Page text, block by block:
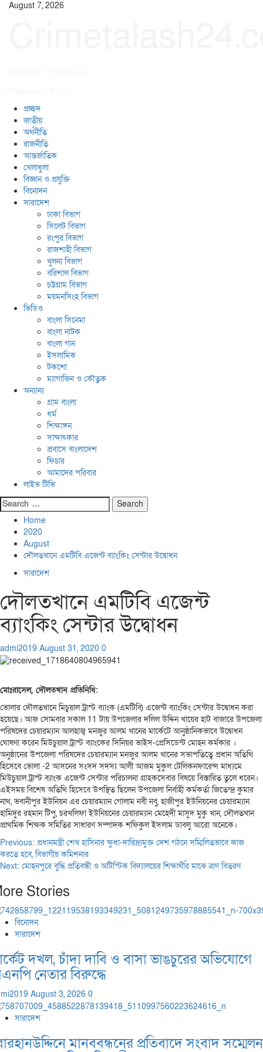
SkipAugust 7, 2026
প্রচ্ছদ
জাতীয়
অর্থনীতি
রাজনীতি
আন্তর্জাতিক
খেলাধুলা
বিজ্ঞান ও প্রযুক্তি
বিনোদন
সারাদেশ
ঢাকা বিভাগ
সিলেট বিভাগ
রংপুর বিভাগ
রাজশাহী বিভাগ
খুলনা বিভাগ
বরিশাল বিভাগ
চট্টগ্রাম বিভাগ
ময়মনসিংহ বিভাগ
ভিডিও
বাংলা সিনেমা
বাংলা নাটক
বাংলা গান
ইসলামিক
টকশো
ম্যাগাজিন ও কৌতুক
অন্যান্য
গ্রাম বাংলা
ধর্ম
শিক্ষাঙ্গন
সাক্ষাৎকার
প্রবাসে বাংলাদেশ
ফিচার
আমাদের পরিবার
লাইভ টিভি
Search
for:
Home
2020
August
দৌলতখানে এমটিবি এজেন্ট ব্যাংকিং সেন্টার উদ্বোধন
সারাদেশ
দৌলতখানে এমটিবি এজেন্ট
ব্যাংকিং সেন্টার উদ্বোধন
admi2019 August 31, 2020 0
মোঃরাসেল, দৌলতখান প্রতিনিধি:
ভোলার দৌলতখানে মিচুয়াল ট্রাস্ট ব্যাংক (এমটিবি) এজেন্ট ব্যাংকিং সেন্টার উদ্বোধন করা
হয়েছে। আজ সোমবার সকাল 11 টায় উপজেলার দলিল উদ্দিন খায়ের হাট বাজারে উপজেলা
পরিষদের চেয়ারম্যান আলহাজ্ব মনজুর আলম খানের মার্কেটে আনুষ্ঠানিকভাবে উদ্বোধন
ঘোষণা করেন মিউচুয়াল ট্রাস্ট ব্যাংকের সিনিয়র ভাইস-প্রেসিডেন্ট মোহন কর্মকার ।
অনুষ্ঠানের উপজেলা পরিষদের চেয়ারম্যান মনজুর আলম খানের সভাপতিত্বে প্রধান অতিথি
হিসেবে ভোলা -2 আসনের সংসদ সদস্য আলী আজম মুকুল টেলিকনফারেন্স মাধ্যমে
মিউচুয়াল ট্রাস্ট ব্যাংক এজেন্ট সেন্টার পরিচালনা গ্রাহকসেবার বিষয়ে বিস্তারিত তুলে ধরেন।
এইসময় বিশেষ অতিথি হিসেবে উপস্থিত ছিলেন উপজেলা নির্বাহী কর্মকর্তা জিতেন্দ্র কুমার
নাথ, ভবানীপুর ইউনিয়ন এর চেয়ারম্যান গোলাম নবী নবু, হাজীপুর ইউনিয়নের চেয়ারম্যান
হামিদুর রহমান টিপু, চরখলিফা ইউনিয়নের চেয়ারম্যান মেহেদী মাসুদ মুকু খান, দৌলতখান
প্রাথমিক শিক্ষক সমিতির সাধারণ সম্পাদক শফিকুল ইসলাম ডাবলু আরো অনেকে।
Post
navigation
Previous: প্রধানমন্ত্রী শেখ হাসিনার ক্ষুধা-দারিদ্র্যমুক্ত দেশ গঠনে সম্মিলিতভাবে কাজ
করতে হবে, বিভাগীয় কমিশনার
Next: মোহনপুরে বুদ্ধি প্রতিবন্ধী ও অটিস্টিক বিদ্যালয়ের শিক্ষার্থীর মাঝে ত্রাণ বিতরণ
Stories
বিনোদন
সারাদেশ
দখল, চাঁদা দাবি ও বাসা ভাঙচুরের অভিযোগে
নেতার বিরুদ্ধে
August 3, 2026 0
সারাদেশ
মানববন্ধনের প্রতিবাদে সংবাদ সম্মেলন